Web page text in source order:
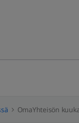
OmaYhteisön